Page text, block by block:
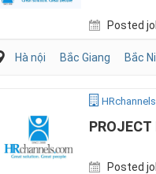
Posted
Hà nội Bắc Giang Bắc
PROJECT
Posted